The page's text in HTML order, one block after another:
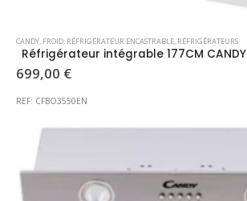
CANDY, FROID, RÉFRIGÉRATEUR ENCASTRABLE, RÉFRIGÉRATEURS
Réfrigérateur intégrable 177CM CANDY
699,00 €
REF: CFBO3550EN